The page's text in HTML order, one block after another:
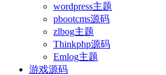
wordpress主题
pbootcms源码
zlbog主题
Thinkphp源码
Emlog主题
游戏源码